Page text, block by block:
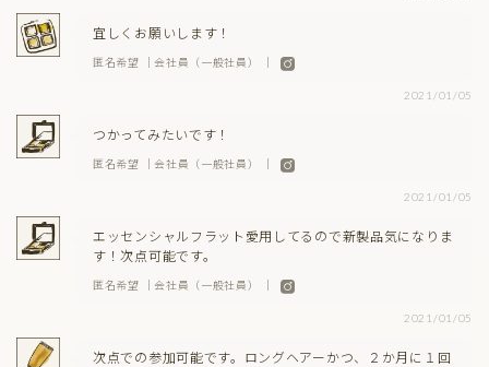
宜しくお願いします！
匿名希望 ｜会社員（一般社員） ｜
2021/01/05
つかってみたいです！
匿名希望 ｜会社員（一般社員） ｜
2021/01/05
エッセンシャルフラット愛用してるので新製品気になりま
す！次点可能です。
匿名希望 ｜会社員（一般社員） ｜
2021/01/05
次点での参加可能です。ロングヘアーかつ、２か月に１回